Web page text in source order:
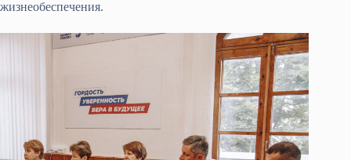
жизнеобеспечения.